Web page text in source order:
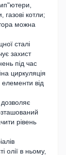
котли;
можна
сталі
захист
під час
циркуляція
від
рівень
олії в ньому,